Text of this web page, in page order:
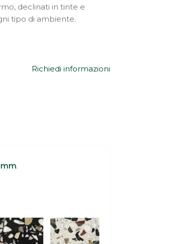
declinati in tinte e
tipo di ambiente.
Richiedi informazioni
.